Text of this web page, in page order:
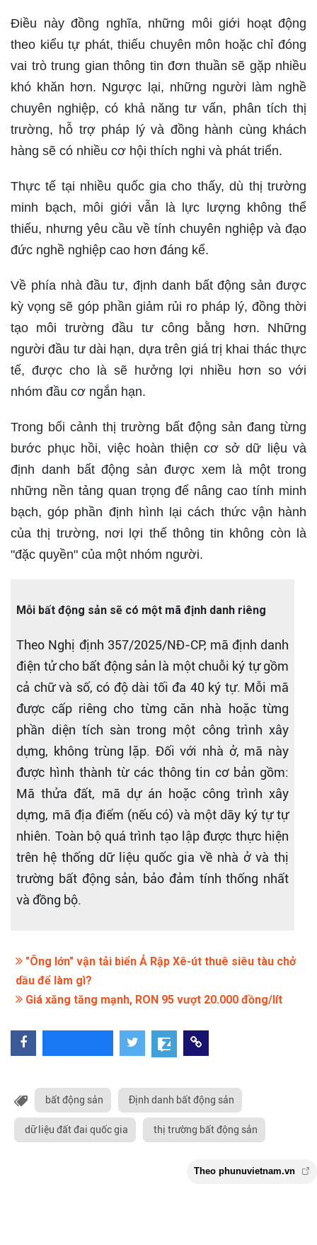
Điều này đồng nghĩa, những môi giới hoạt động
theo kiểu tự phát, thiếu chuyên môn hoặc chỉ đóng
vai trò trung gian thông tin đơn thuần sẽ gặp nhiều
khó khăn hơn. Ngược lại, những người làm nghề
chuyên nghiệp, có khả năng tư vấn, phân tích thị
trường, hỗ trợ pháp lý và đồng hành cùng khách
hàng sẽ có nhiều cơ hội thích nghi và phát triển.
Thực tế tại nhiều quốc gia cho thấy, dù thị trường
minh bạch, môi giới vẫn là lực lượng không thể
thiếu, nhưng yêu cầu về tính chuyên nghiệp và đạo
đức nghề nghiệp cao hơn đáng kể.
Về phía nhà đầu tư, định danh bất động sản được
kỳ vọng sẽ góp phần giảm rủi ro pháp lý, đồng thời
tạo môi trường đầu tư công bằng hơn. Những
người đầu tư dài hạn, dựa trên giá trị khai thác thực
tế, được cho là sẽ hưởng lợi nhiều hơn so với
nhóm đầu cơ ngắn hạn.
Trong bối cảnh thị trường bất động sản đang từng
bước phục hồi, việc hoàn thiện cơ sở dữ liệu và
định danh bất động sản được xem là một trong
những nền tảng quan trọng để nâng cao tính minh
bạch, góp phần định hình lại cách thức vận hành
của thị trường, nơi lợi thế thông tin không còn là
"đặc quyền" của một nhóm người.
Mỗi bất động sản sẽ có một mã định danh riêng
Theo Nghị định 357/2025/NĐ-CP, mã định danh
điện tử cho bất động sản là một chuỗi ký tự gồm
cả chữ và số, có độ dài tối đa 40 ký tự. Mỗi mã
được cấp riêng cho từng căn nhà hoặc từng
phần diện tích sàn trong một công trình xây
dựng, không trùng lặp. Đối với nhà ở, mã này
được hình thành từ các thông tin cơ bản gồm:
Mã thửa đất, mã dự án hoặc công trình xây
dựng, mã địa điểm (nếu có) và một dãy ký tự tự
nhiên. Toàn bộ quá trình tạo lập được thực hiện
trên hệ thống dữ liệu quốc gia về nhà ở và thị
trường bất động sản, bảo đảm tính thống nhất
và đồng bộ.
"Ông lớn" vận tải biển Ả Rập Xê-út thuê siêu tàu chở
dầu để làm gì?
Giá xăng tăng mạnh, RON 95 vượt 20.000 đồng/lít
bất động sản Định danh bất động sản
dữ liệu đất đai quốc gia thị trường bất động sản